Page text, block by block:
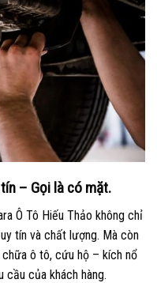
– Gọi là có mặt.
Ô Tô Hiếu Thảo không chỉ
tín và chất lượng. Mà còn
ô tô, cứu hộ – kích nổ
cầu của khách hàng.